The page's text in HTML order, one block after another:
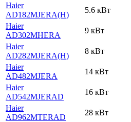
Haier
AD182MJERA(H)
5.6 кВт
Haier
AD302MHERA
9 кВт
Haier
AD282MJERA(H)
8 кВт
Haier
AD482MJERA
14 кВт
Haier
AD542MJERAD
16 кВт
Haier
AD962MTERAD
28 кВт